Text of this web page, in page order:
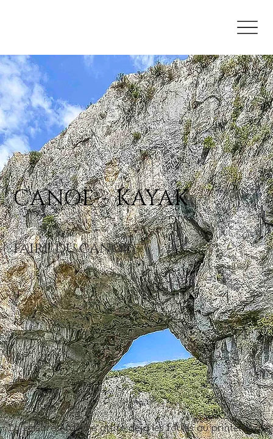
CANOË - KAYAK
faire du canoë
La célèbre Ardèche attire déjà les foules au printemps.